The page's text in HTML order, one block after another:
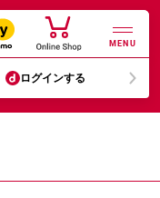
MENU
ログインする